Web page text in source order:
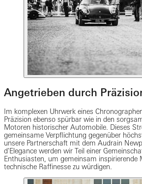
Angetrieben durch
Im komplexen Uhrwerk eines
Präzision ebenso spürbar wie in den
Motoren historischer Automobile. Dieses
gemeinsame Verpflichtung gegenüber
unsere Partnerschaft mit dem Audrain
d'Elegance werden wir Teil einer
Enthusiasten, um gemeinsam inspirierende
technische Raffinesse zu würdigen.